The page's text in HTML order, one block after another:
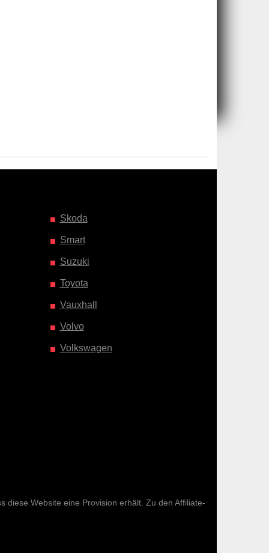
Skoda
Smart
Suzuki
Toyota
Vauxhall
Volvo
Volkswagen
diese Website eine Provision erhält. Zu den Affiliate-